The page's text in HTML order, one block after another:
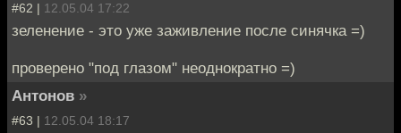
#62 | 12.05.04 17:22
зеленение - это уже заживление после синячка =)
проверено "под глазом" неоднократно =)
Антонов »
#63 | 12.05.04 18:17